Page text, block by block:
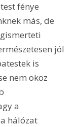
fénye
más, de
jól
is
nem okoz
a
hálózat